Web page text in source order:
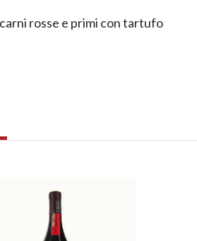
rosse e primi con tartufo